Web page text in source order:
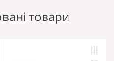
товари